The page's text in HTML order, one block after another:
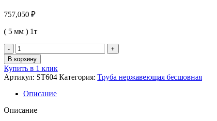
757,050 ₽
( 5 мм ) 1т
Количество
товара
Труба
бесшовная
нерж.
219
12Х18Н10Т
В корзину
Купить в 1 клик
Артикул: ST604 Категория: Труба нержавеющая бесшовная
Описание
Описание